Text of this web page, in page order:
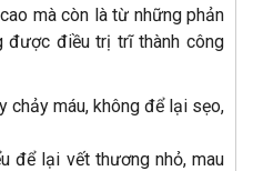
mà còn là từ những phản
được điều trị trĩ thành công
chảy máu, không để lại sẹo,
để lại vết thương nhỏ, mau